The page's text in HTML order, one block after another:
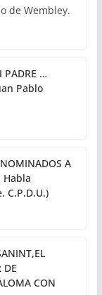
de Wembley.
PADRE …
Pablo
A
Habla
C.P.D.U.)
DE
CON